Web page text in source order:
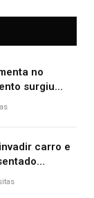
no
surgiu
de
carro e